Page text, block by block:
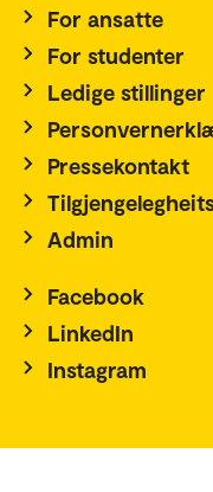
For ansatte
For studenter
Ledige stillinger
Pressekontakt
Admin
Facebook
LinkedIn
Instagram